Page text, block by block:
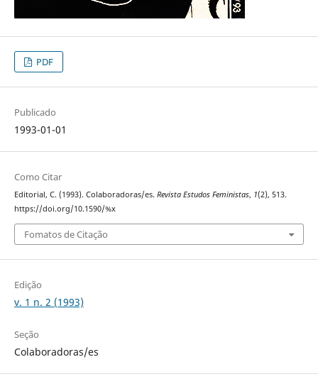
PDF
Publicado
1993-01-01
Como Citar
Editorial, C. (1993). Colaboradoras/es. Revista Estudos Feministas, 1(2), 513.
https://doi.org/10.1590/%x
Fomatos de Citação
Edição
v. 1 n. 2 (1993)
Seção
Colaboradoras/es